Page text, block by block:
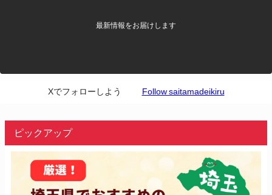
最新情報をお届けします
Xでフォローしよう Follow saitamadeikiru
ピックアップ